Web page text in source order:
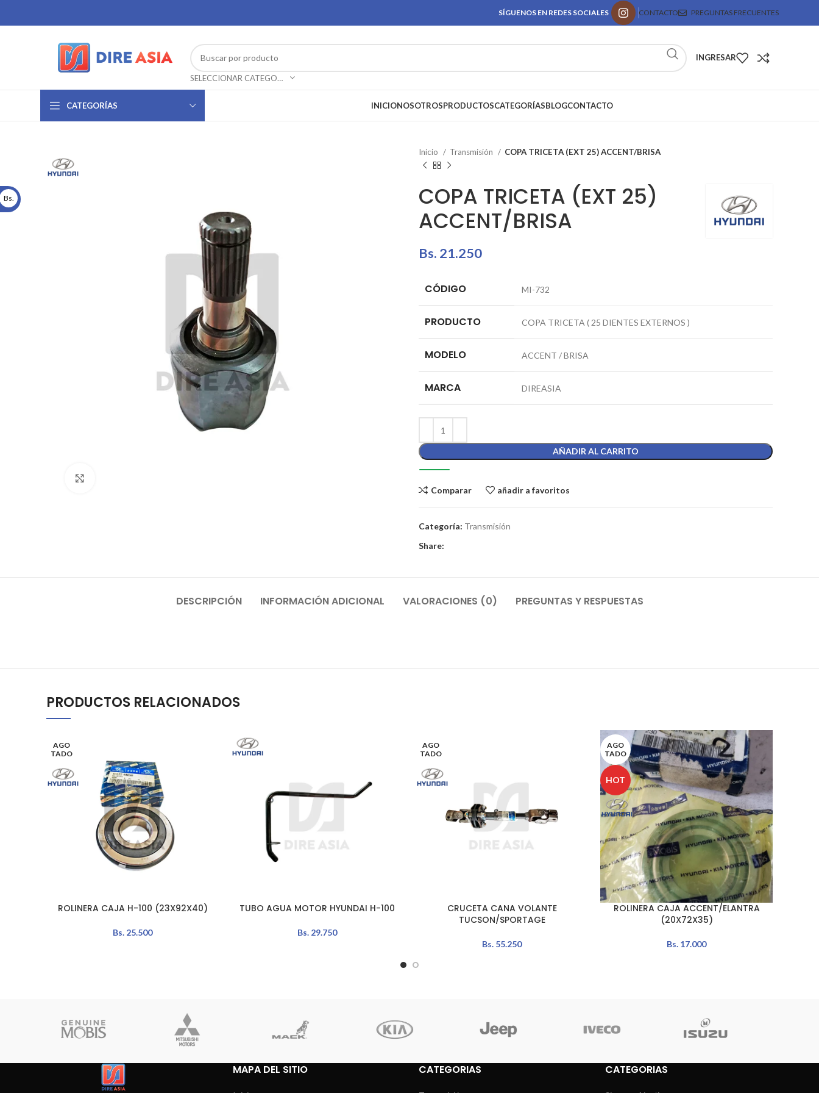
SÍGUENOS EN REDES SOCIALES CONTACTO PREGUNTAS FRECUENTES
SELECCIONAR CATEGORÍA
INGRESAR
CATEGORÍAS INICIONOSOTROSPRODUCTOSCATEGORÍASBLOGCONTACTO
Inicio Transmisión COPA TRICETA (EXT 25) ACCENT/BRISA
COPA TRICETA (EXT 25)
ACCENT/BRISA
Bs. 21.250
CÓDIGO MI-732
PRODUCTO COPA TRICETA ( 25 DIENTES EXTERNOS )
MODELO ACCENT / BRISA
MARCA DIREASIA
AÑADIR AL CARRITO
Comparar añadir a favoritos
Categoría: Transmisión
Share:
DESCRIPCIÓN INFORMACIÓN ADICIONAL VALORACIONES (0) PREGUNTAS Y RESPUESTAS
PRODUCTOS RELACIONADOS
AGO
TADO
LEER MÁS
ROLINERA CAJA H-100 (23X92X40)
Bs. 25.500
AÑADIR AL CARRITO
TUBO AGUA MOTOR HYUNDAI H-100
Bs. 29.750
AGO
TADO
LEER MÁSCRUCETA CANA VOLANTE
TUCSON/SPORTAGE
Bs. 55.250
AGO
TADO
HOT
LEER MÁS
ROLINERA CAJA ACCENT/ELANTRA
(20X72X35)
Bs. 17.000
MAPA DEL SITIO CATEGORIAS CATEGORIAS
Bs.